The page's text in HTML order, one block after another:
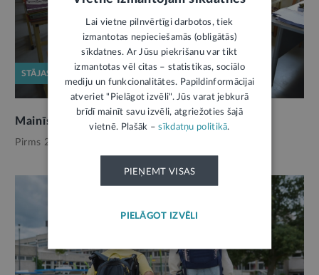
STĀJAS SPĒKĀ
Mainīsies uzņemšanas kārtība skolās
Pirms 2 mēnešiem,
Lai vietne pilnvērtīgi darbotos, tiek
izmantotas nepieciešamās (obligātās)
sīkdatnes. Ar Jūsu piekrišanu var tikt
izmantotas vēl citas – statistikas, sociālo
mediju un funkcionalitātes. Papildinformācijai
atveriet "Pielāgot izvēli". Jūs varat jebkurā
brīdī mainīt savu izvēli, atgriežoties šajā
vietnē. Plašāk –sīkdatņu politikā.
PIEŅEMT VISAS
PIELĀGOT IZVĒLI